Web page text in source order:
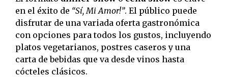
en el éxito de “Sí, Mi Amor!”. El público puede
disfrutar de una variada oferta gastronómica
con opciones para todos los gustos, incluyendo
platos vegetarianos, postres caseros y una
carta de bebidas que va desde vinos hasta
cócteles clásicos.